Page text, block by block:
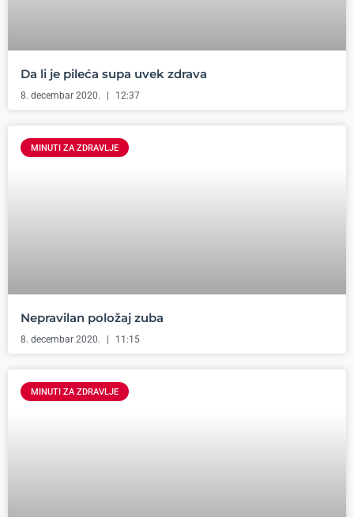
Da li je pileća supa uvek zdrava
8. decembar 2020. 12:37
MINUTI ZA ZDRAVLJE
Nepravilan položaj zuba
8. decembar 2020. 11:15
MINUTI ZA ZDRAVLJE